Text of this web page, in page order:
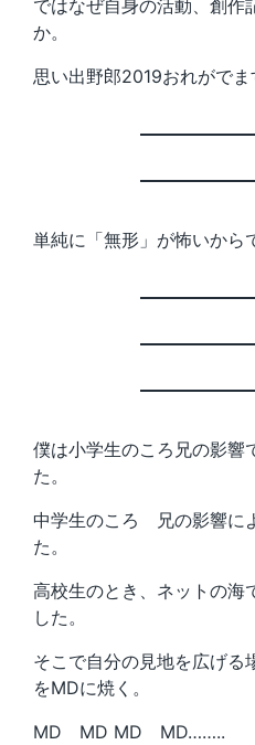
ではなぜ自身の活動、創作
か。
思い出野郎2019おれがでま
単純に「無形」が怖いから
僕は小学生のころ兄の影響
た。
中学生のころ 兄の影響に
た。
高校生のとき、ネットの海
した。
そこで自分の見地を広げる
をMDに焼く。
MD MD MD MD……..